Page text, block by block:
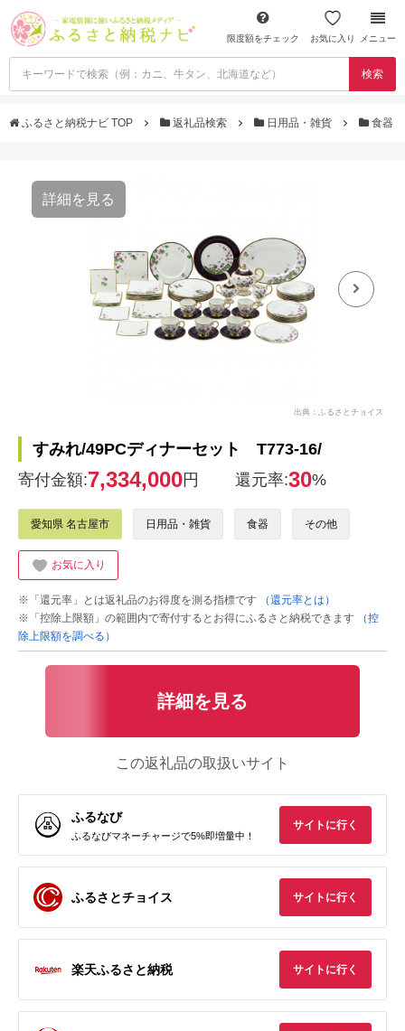
限度額をチェック お気に入り メニュー
検索
ふるさと納税ナビ TOP 返礼品検索 日用品・雑貨 食器
詳細を見る
出典：ふるさとチョイス
すみれ/49PCディナーセット T773-16/
寄付金額:7,334,000円 還元率:30%
愛知県 名古屋市 日用品・雑貨 食器 その他
お気に入り
※「還元率」とは返礼品のお得度を測る指標です
（還元率とは）
※「控除上限額」の範囲内で寄付するとお得にふるさと納税できます
（控
除上限額を調べる）
詳細を見る
この返礼品の取扱いサイト
ふるなび
ふるなびマネーチャージで5%即増量中！
サイトに行く
ふるさとチョイス サイトに行く
楽天ふるさと納税 サイトに行く